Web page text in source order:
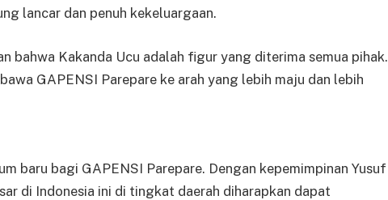
lancar dan penuh kekeluargaan.
bahwa Kakanda Ucu adalah figur yang diterima semua pihak.
GAPENSI Parepare ke arah yang lebih maju dan lebih
baru bagi GAPENSI Parepare. Dengan kepemimpinan Yusuf
di Indonesia ini di tingkat daerah diharapkan dapat